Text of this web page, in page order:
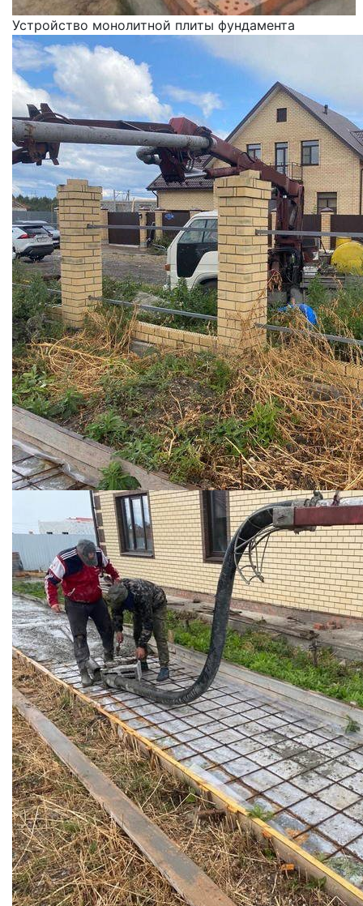
Устройство монолитной плиты фундамента